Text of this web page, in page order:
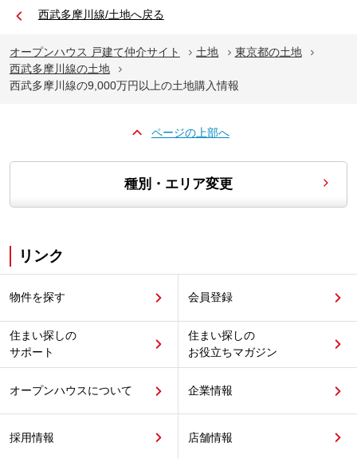
西武多摩川線/土地へ戻る
オープンハウス 戸建て仲介サイト 土地
東京都の土地
西武多摩川線の土地
西武多摩川線の9,000万円以上の土地購入情報
ページの上部へ
種別・エリア変更
リンク
物件を探す 会員登録
住まい探しの
サポート
住まい探しの
お役立ちマガジン
オープンハウスについて 企業情報
採用情報 店舗情報